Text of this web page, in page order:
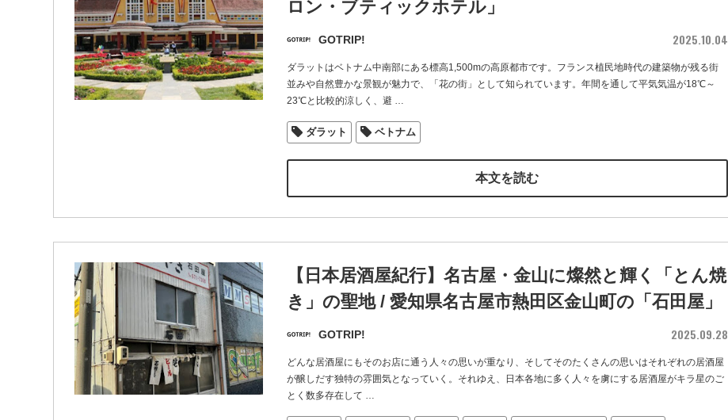
ロン・ブティックホテル」
GOTRIP! 2025.10.04
ダラットはベトナム中南部にある標高1,500mの高原都市です。フランス植民地時代の建築物が残る街
並みや自然豊かな景観が魅力で、「花の街」として知られています。年間を通して平気気温が18℃～
23℃と比較的涼しく、避 …
ダラット ベトナム
本文を読む
【日本居酒屋紀行】名古屋・金山に燦然と輝く「とん焼
き」の聖地 / 愛知県名古屋市熱田区金山町の「石田屋」
GOTRIP! 2025.09.28
どんな居酒屋にもそのお店に通う人々の思いが重なり、そしてそのたくさんの思いはそれぞれの居酒屋
が醸しだす独特の雰囲気となっていく。それゆえ、日本各地に多く人々を虜にする居酒屋がキラ星のご
とく数多存在して …